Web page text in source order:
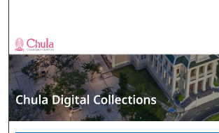
Browse Collections
My Account
About